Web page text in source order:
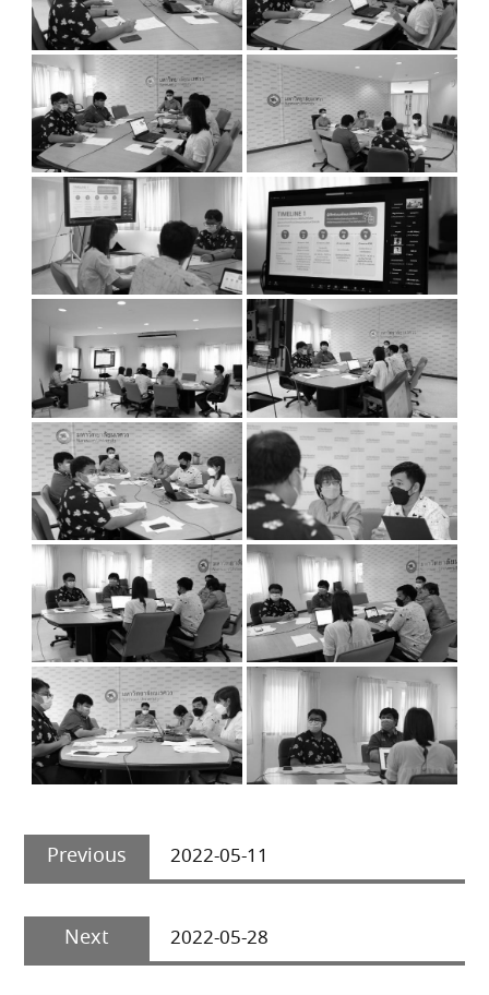
Post
navigation
Previous
Previous
post:
2022-05-11
Next
Next
post:
2022-05-28